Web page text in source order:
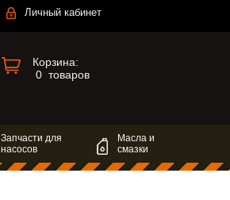
Личный кабинет
Корзина:
0 товаров
Запчасти для
насосов
Масла и
смазки